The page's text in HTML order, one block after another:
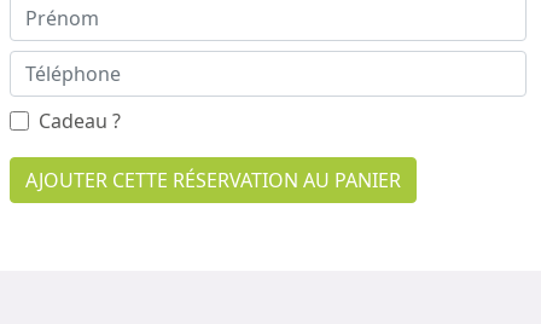
Cadeau ?
AJOUTER CETTE RÉSERVATION AU PANIER